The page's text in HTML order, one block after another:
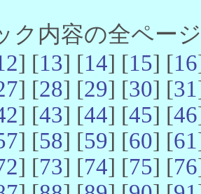
ク内容の全ペー
] [13] [14] [15] [16
] [28] [29] [30] [31
] [43] [44] [45] [46
] [58] [59] [60] [61
] [73] [74] [75] [76